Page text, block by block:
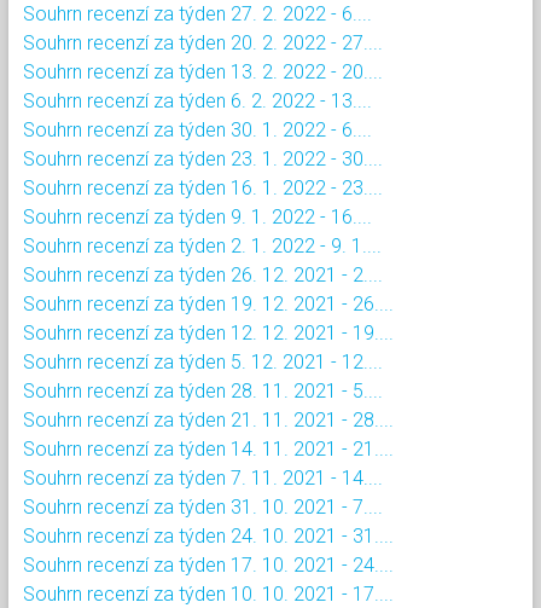
Souhrn recenzí za týden 27. 2. 2022 - 6....
Souhrn recenzí za týden 20. 2. 2022 - 27....
Souhrn recenzí za týden 13. 2. 2022 - 20....
Souhrn recenzí za týden 6. 2. 2022 - 13....
Souhrn recenzí za týden 30. 1. 2022 - 6....
Souhrn recenzí za týden 23. 1. 2022 - 30....
Souhrn recenzí za týden 16. 1. 2022 - 23....
Souhrn recenzí za týden 9. 1. 2022 - 16....
Souhrn recenzí za týden 2. 1. 2022 - 9. 1....
Souhrn recenzí za týden 26. 12. 2021 - 2....
Souhrn recenzí za týden 19. 12. 2021 - 26....
Souhrn recenzí za týden 12. 12. 2021 - 19....
Souhrn recenzí za týden 5. 12. 2021 - 12....
Souhrn recenzí za týden 28. 11. 2021 - 5....
Souhrn recenzí za týden 21. 11. 2021 - 28....
Souhrn recenzí za týden 14. 11. 2021 - 21....
Souhrn recenzí za týden 7. 11. 2021 - 14....
Souhrn recenzí za týden 31. 10. 2021 - 7....
Souhrn recenzí za týden 24. 10. 2021 - 31....
Souhrn recenzí za týden 17. 10. 2021 - 24....
Souhrn recenzí za týden 10. 10. 2021 - 17....